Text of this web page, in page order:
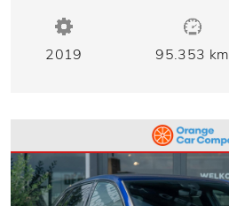
2019 95.353 km